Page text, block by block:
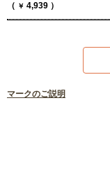
（ ￥ 4,939 ）
マークのご説明